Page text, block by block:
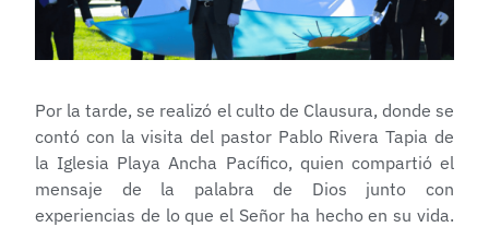
Por la tarde, se realizó el culto de Clausura, donde se
contó con la visita del pastor Pablo Rivera Tapia de
la Iglesia Playa Ancha Pacífico, quien compartió el
mensaje de la palabra de Dios junto con
experiencias de lo que el Señor ha hecho en su vida.